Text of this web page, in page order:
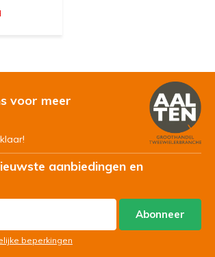
voor meer
aanbiedingen en
Abonneer
beperkingen